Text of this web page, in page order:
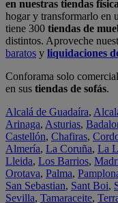
en nuestras tiendas
hogar y transformarlo en
tiene 300 tiendas de
distintos. Aproveche
baratos y liquidaciones
Conforama solo
en sus tiendas de sofás.
Alcalá de Guadaíra,
Arinaga, Asturias,
Castellón, Chafiras,
Almería, La Coruña, La
Lleida, Los Barrios,
Orotava, Palma,
San Sebastian, Sant Boi,
Sevilla, Tamaraceite,